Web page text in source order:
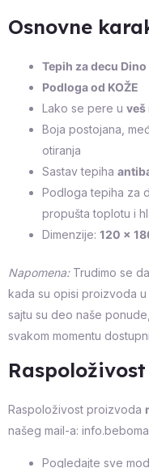
Osnovne
Tepih za decu
Podloga od KOŽE
Lako se pere u veš
Boja postojana,
otiranja
Sastav tepiha
Podloga tepiha za
propušta toplotu i
Dimenzije: 120 x
Napomena:Trudimo se
kada su opisi proizvoda
sajtu su deo naše
svakom momentu
Raspoloživost proizvoda
našeg mail-a:
Pogledajte sve